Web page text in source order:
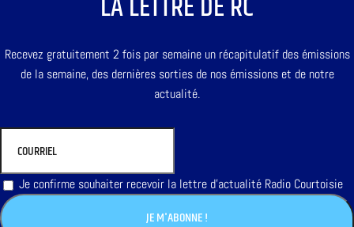
Recevez gratuitement 2 fois par semaine un récapitulatif des émissions
de la semaine, des dernières sorties de nos émissions et de notre
actualité.
Je confirme souhaiter recevoir la lettre d'actualité Radio Courtoisie